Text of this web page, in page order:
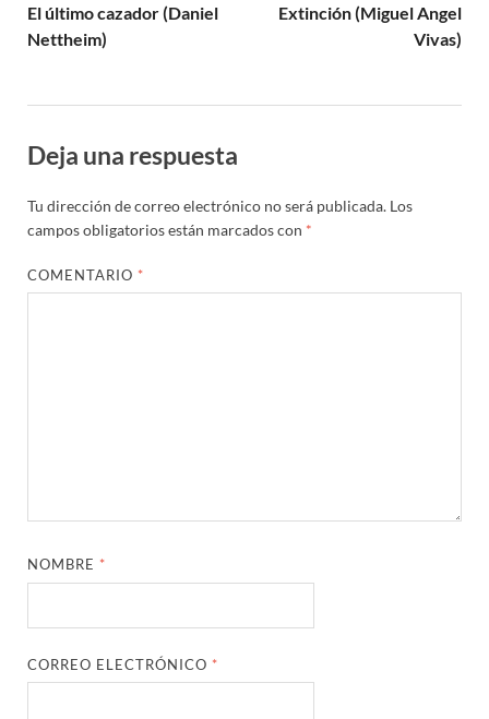
El último cazador (Daniel
Nettheim)
Extinción (Miguel Angel
Vivas)
Deja una respuesta
Tu dirección de correo electrónico no será publicada. Los
campos obligatorios están marcados con *
COMENTARIO *
NOMBRE *
CORREO ELECTRÓNICO *